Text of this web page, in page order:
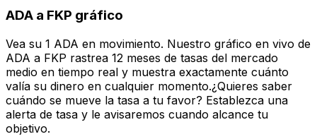
ADA a FKP gráfico
Vea su 1 ADA en movimiento. Nuestro gráfico en vivo de
ADA a FKP rastrea 12 meses de tasas del mercado
medio en tiempo real y muestra exactamente cuánto
valía su dinero en cualquier momento.¿Quieres saber
cuándo se mueve la tasa a tu favor? Establezca una
alerta de tasa y le avisaremos cuando alcance tu
objetivo.